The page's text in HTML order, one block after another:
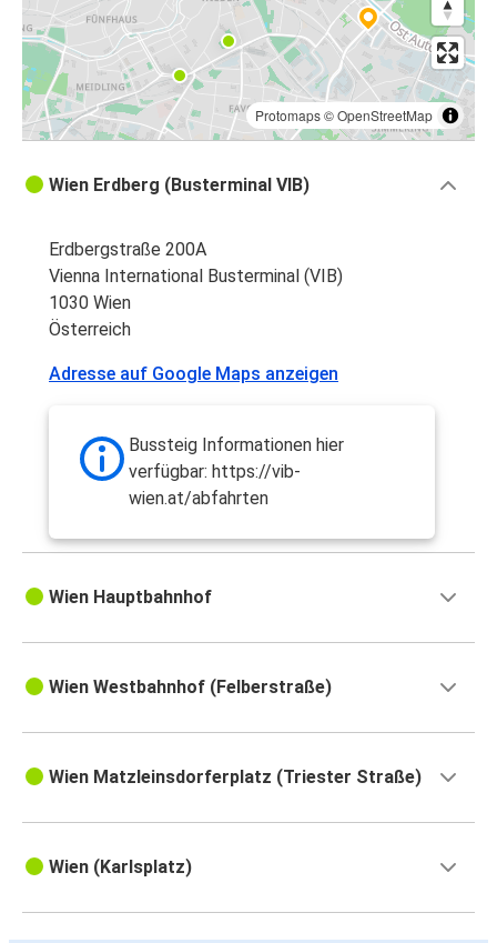
Protomaps©OpenStreetMap
Wien Erdberg (Busterminal VIB)
Erdbergstraße 200A
Vienna International Busterminal (VIB)
1030 Wien
Österreich
Adresse auf Google Maps anzeigen
Bussteig Informationen hier
verfügbar: https://vib-
wien.at/abfahrten
Wien Hauptbahnhof
Wien Westbahnhof (Felberstraße)
Wien Matzleinsdorferplatz (Triester Straße)
Wien (Karlsplatz)